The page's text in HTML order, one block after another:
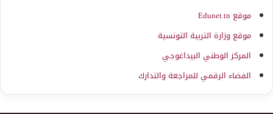
موقع Edunet.tn
موقع وزارة التربية التونسية
المركز الوطني البيداغوجي
الفضاء الرقمي للمراجعة والتدارك